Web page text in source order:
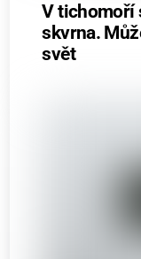
V tichomoří
skvrna.
svět